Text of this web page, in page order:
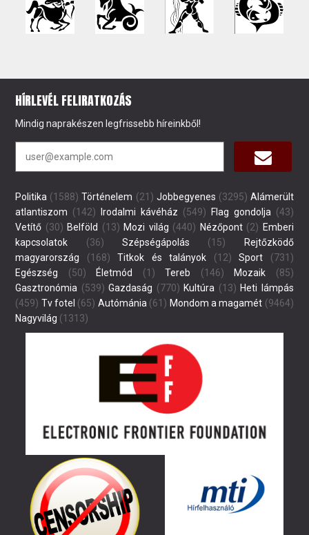
HÍRLEVÉL FELIRATKOZÁS
Mindig naprakészen legfrissebb híreinkből!
Politika (1588) Történelem (21) Jobbegyenes (3295) Alámerült
atlantiszom (142) Irodalmi kávéház (549) Flag gondolja (43)
Vetítő (30) Belföld (13) Mozi világ (440) Nézőpont(2) Emberi
kapcsolatok (36) Szépségápolás (15)
Rejtőzködő
magyarország (168) Titkok és talányok (12) Sport (731)
Egészség (50) Életmód (1) Tereb (146) Mozaik (85)
Gasztronómia (539) Gazdaság (770) Kultúra (13) Heti lámpás
(459) Tv fotel (65) Autómánia (61) Mondom a magamét (9464)
Nagyvilág (1313)